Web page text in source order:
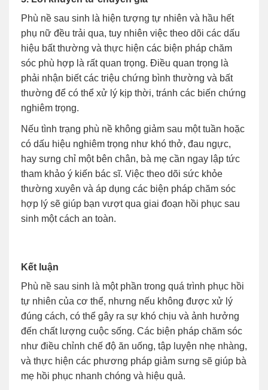
Phù nề sau sinh là hiện tượng tự nhiên và hầu hết
phụ nữ đều trải qua, tuy nhiên việc theo dõi các dấu
hiệu bất thường và thực hiện các biện pháp chăm
sóc phù hợp là rất quan trọng. Điều quan trọng là
phải nhận biết các triệu chứng bình thường và bất
thường để có thể xử lý kịp thời, tránh các biến chứng
nghiêm trọng.
Nếu tình trạng phù nề không giảm sau một tuần hoặc
có dấu hiệu nghiêm trọng như khó thở, đau ngực,
hay sưng chỉ một bên chân, bà mẹ cần ngay lập tức
tham khảo ý kiến bác sĩ. Việc theo dõi sức khỏe
thường xuyên và áp dụng các biện pháp chăm sóc
hợp lý sẽ giúp bạn vượt qua giai đoạn hồi phục sau
sinh một cách an toàn.
Kết luận
Phù nề sau sinh là một phần trong quá trình phục hồi
tự nhiên của cơ thể, nhưng nếu không được xử lý
đúng cách, có thể gây ra sự khó chịu và ảnh hưởng
đến chất lượng cuộc sống. Các biện pháp chăm sóc
như điều chỉnh chế độ ăn uống, tập luyện nhẹ nhàng,
và thực hiện các phương pháp giảm sưng sẽ giúp bà
mẹ hồi phục nhanh chóng và hiệu quả.